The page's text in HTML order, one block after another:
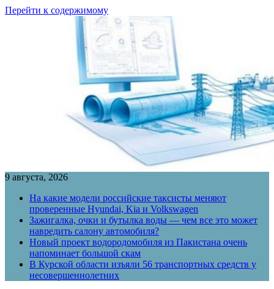
Перейти к содержимому
9 августа, 2026
На какие модели российские таксисты меняют
проверенные Hyundai, Kia и Volkswagen
Зажигалка, очки и бутылка воды — чем все это может
навредить салону автомобиля?
Новый проект водородомобиля из Пакистана очень
напоминает большой скам
В Курской области изъяли 56 транспортных средств у
несовершеннолетних